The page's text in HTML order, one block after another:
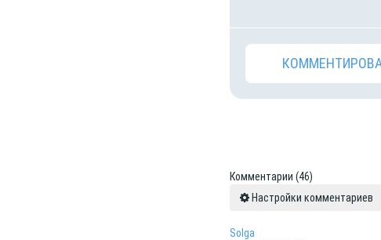
Комментарии(46)
Настройки комментариев
Solga